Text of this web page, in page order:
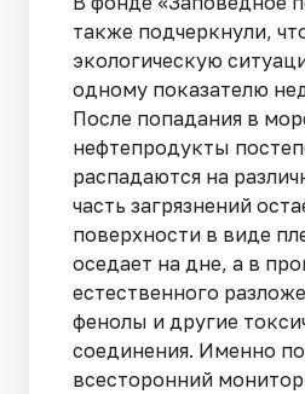
также подчеркнули,
экологическую
одному показателю
После попадания в
нефтепродукты
распадаются на
часть загрязнений
поверхности в виде
оседает на дне, а в
естественного
фенолы и другие
соединения. Именно
всесторонний